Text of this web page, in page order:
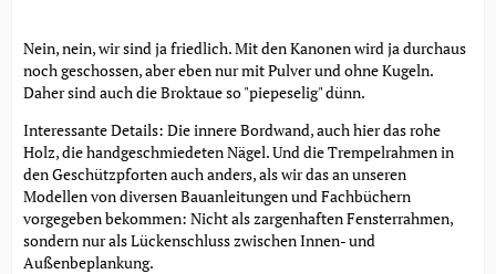
Nein, nein, wir sind ja friedlich. Mit den Kanonen wird ja durchaus
noch geschossen, aber eben nur mit Pulver und ohne Kugeln.
Daher sind auch die Broktaue so "piepeselig" dünn.
Interessante Details: Die innere Bordwand, auch hier das rohe
Holz, die handgeschmiedeten Nägel. Und die Trempelrahmen in
den Geschützpforten auch anders, als wir das an unseren
Modellen von diversen Bauanleitungen und Fachbüchern
vorgegeben bekommen: Nicht als zargenhaften Fensterrahmen,
sondern nur als Lückenschluss zwischen Innen- und
Außenbeplankung.